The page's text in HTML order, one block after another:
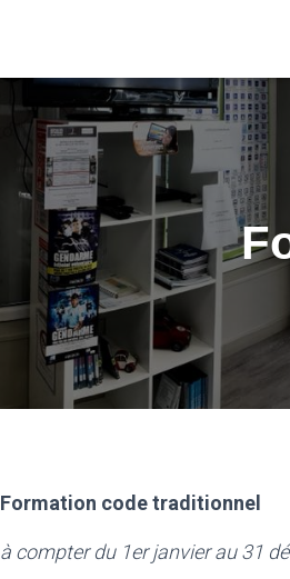
Formation code traditionnel
à compter du 1er janvier au 31